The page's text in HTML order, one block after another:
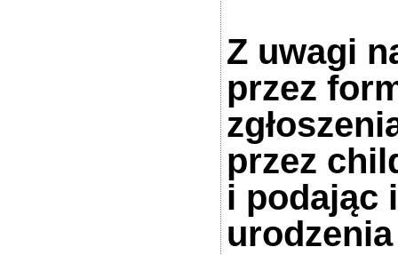
Z uwagi
przez
przez
i podając